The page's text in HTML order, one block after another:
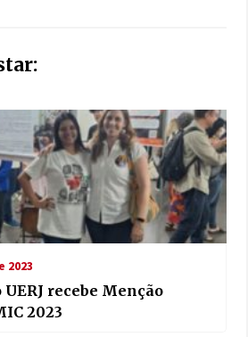
2023
recebe Menção
2023